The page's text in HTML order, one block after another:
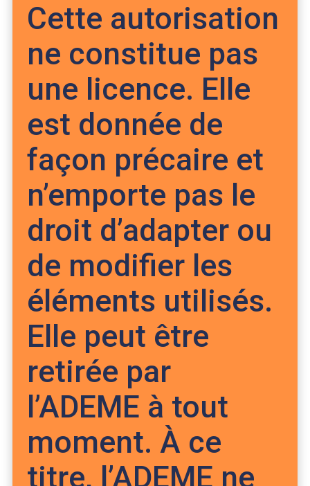
Cette autorisation
ne constitue pas
une licence. Elle
est donnée de
façon précaire et
n’emporte pas le
droit d’adapter ou
de modifier les
éléments utilisés.
Elle peut être
retirée par
l’ADEME à tout
moment. À ce
titre, l’ADEME ne